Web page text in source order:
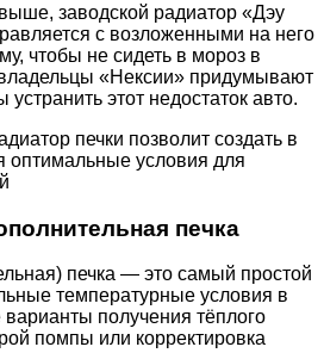
заводской радиатор «Дэу
с возложенными на него
чтобы не сидеть в мороз в
«Нексии» придумывают
этот недостаток авто.
печки позволит создать в
оптимальные условия для
печка
печка — это самый простой
температурные условия в
получения тёплого
помпы или корректировка